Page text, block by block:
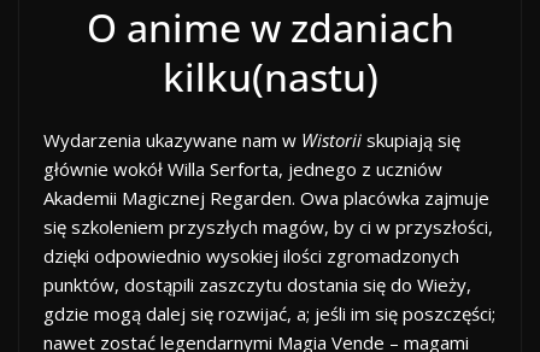
O anime w zdaniach
kilku(nastu)
Wydarzenia ukazywane nam w Wistorii skupiają się
głównie wokół Willa Serforta, jednego z uczniów
Akademii Magicznej Regarden. Owa placówka zajmuje
się szkoleniem przyszłych magów, by ci w przyszłości,
dzięki odpowiednio wysokiej ilości zgromadzonych
punktów, dostąpili zaszczytu dostania się do Wieży,
gdzie mogą dalej się rozwijać, a; jeśli im się poszczęści;
nawet zostać legendarnymi Magia Vende – magami